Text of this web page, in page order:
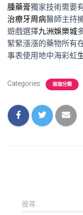
腫藥膏獨家技術需要
治療牙周病醫師主持
遊戲選擇九洲娛樂城
緊緊漲漲的藥物所有
事表使用地中海彩虹
Categories: 瑜珈分類
搜
尋
搜尋...